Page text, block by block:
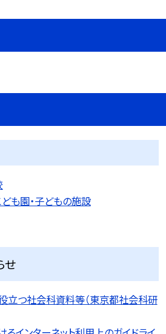
も園・子どもの施設
せ
立つ社会科資料等（東京都社会科研